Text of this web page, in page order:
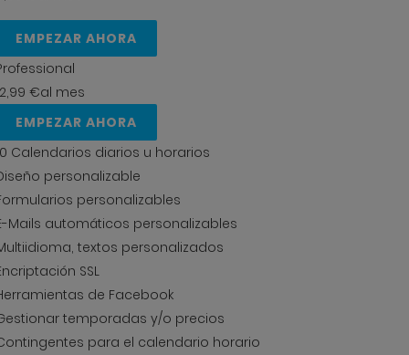
EMPEZAR AHORA
€al mes
EMPEZAR AHORA
Calendarios diarios u horarios
personalizable
personalizables
Mails automáticos personalizables
textos personalizados
SSL
de Facebook
temporadas y/o precios
para el calendario horario